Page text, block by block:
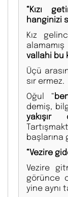
“Kızı
hanginizi
Kız
vallahi bu
Üçü
sır ermez.
Oğul “
demiş,
yakışır
başlarına
“Vezire
Vezire
görünce
yine aynı